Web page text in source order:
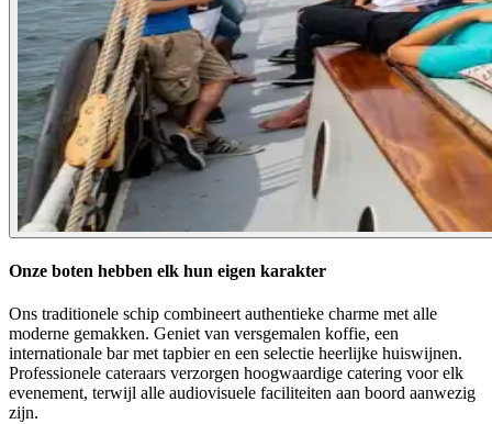
Onze boten hebben elk hun eigen karakter
Ons traditionele schip combineert authentieke charme met alle
moderne gemakken. Geniet van versgemalen koffie, een
internationale bar met tapbier en een selectie heerlijke huiswijnen.
Professionele cateraars verzorgen hoogwaardige catering voor elk
evenement, terwijl alle audiovisuele faciliteiten aan boord aanwezig
zijn.